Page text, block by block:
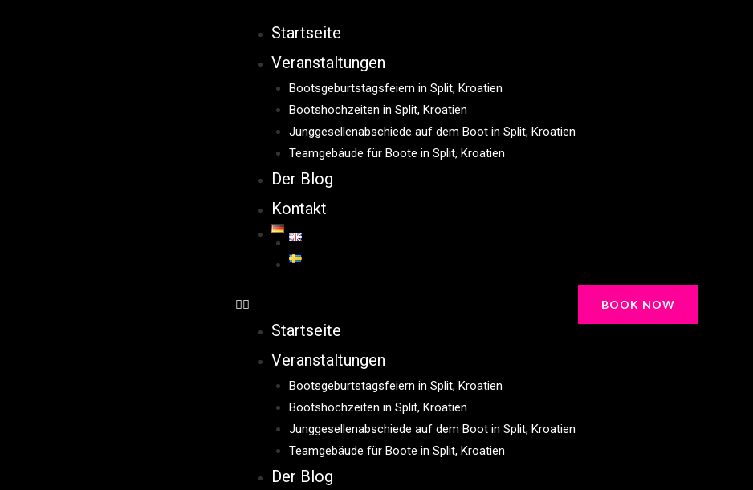
Startseite
Veranstaltungen
Bootsgeburtstagsfeiern in Split, Kroatien
Bootshochzeiten in Split, Kroatien
Junggesellenabschiede auf dem Boot in Split, Kroatien
Teamgebäude für Boote in Split, Kroatien
Der Blog
Kontakt
Startseite
Veranstaltungen
Bootsgeburtstagsfeiern in Split, Kroatien
Bootshochzeiten in Split, Kroatien
Junggesellenabschiede auf dem Boot in Split, Kroatien
Teamgebäude für Boote in Split, Kroatien
Der Blog
BOOK NOW